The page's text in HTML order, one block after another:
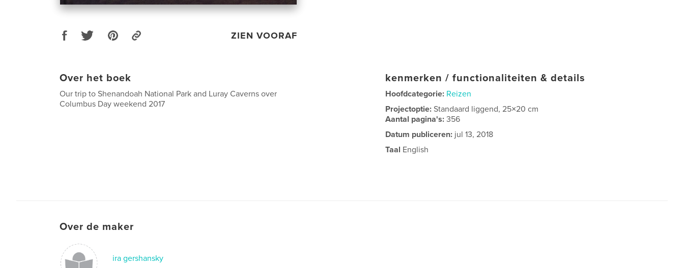
ZIEN VOORAF
Over het boek
Our trip to Shenandoah National Park and Luray Caverns over
Columbus Day weekend 2017
kenmerken / functionaliteiten & details
Hoofdcategorie: Reizen
Projectoptie:Standaard liggend, 25×20 cm
Aantal pagina's:356
Datum publiceren: jul 13, 2018
Taal English
Over de maker
ira gershansky